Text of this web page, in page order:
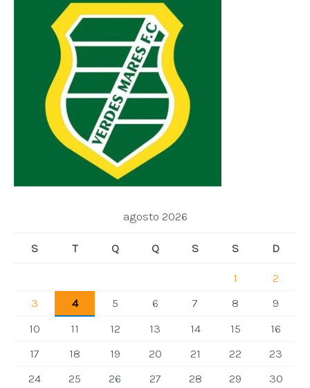
agosto 2026
S T Q Q S S D
1
2
3
4 5 6 7 8
9
10
11 12 13 14 15
16
17
18 19 20 21 22
23
24
25 26 27 28 29 30